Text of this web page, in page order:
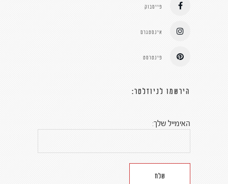
פייסבוק
אינסטגרם
פינטרסט
הירשמו לניוזלטר:
האימייל שלך: